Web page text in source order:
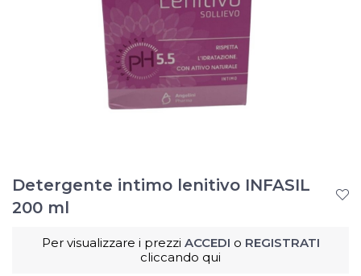
Detergente intimo lenitivo INFASIL
200 ml
Per visualizzare i prezzi ACCEDI o REGISTRATI
cliccando qui